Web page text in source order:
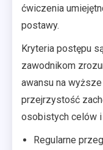
ćwiczenia
postawy.
Kryteria postępu
zawodnikom
awansu na
przejrzystość
osobistych celów i
Regularne